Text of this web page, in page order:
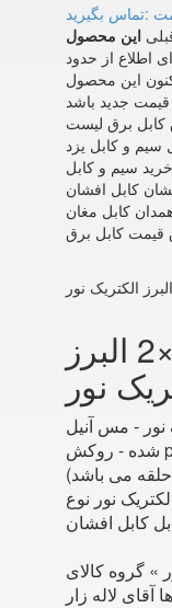
:تماس بگیرید
این محصول
اطلاع از حدود
این محصول
برق لیست
و کابل یزد
سیم و کابل
کابل افشان
کابل مغان
کابل برق
البرز الکتریک نور
کابل افشان 0.75 ×2 البرز
نور
الکتریک نور - مس آنیل
شده - روکش pvc - خاصیت انطاف پذیری - ولتاژ
نور نوع
کابل افشان
» گروه کالای
آقای لاله زار